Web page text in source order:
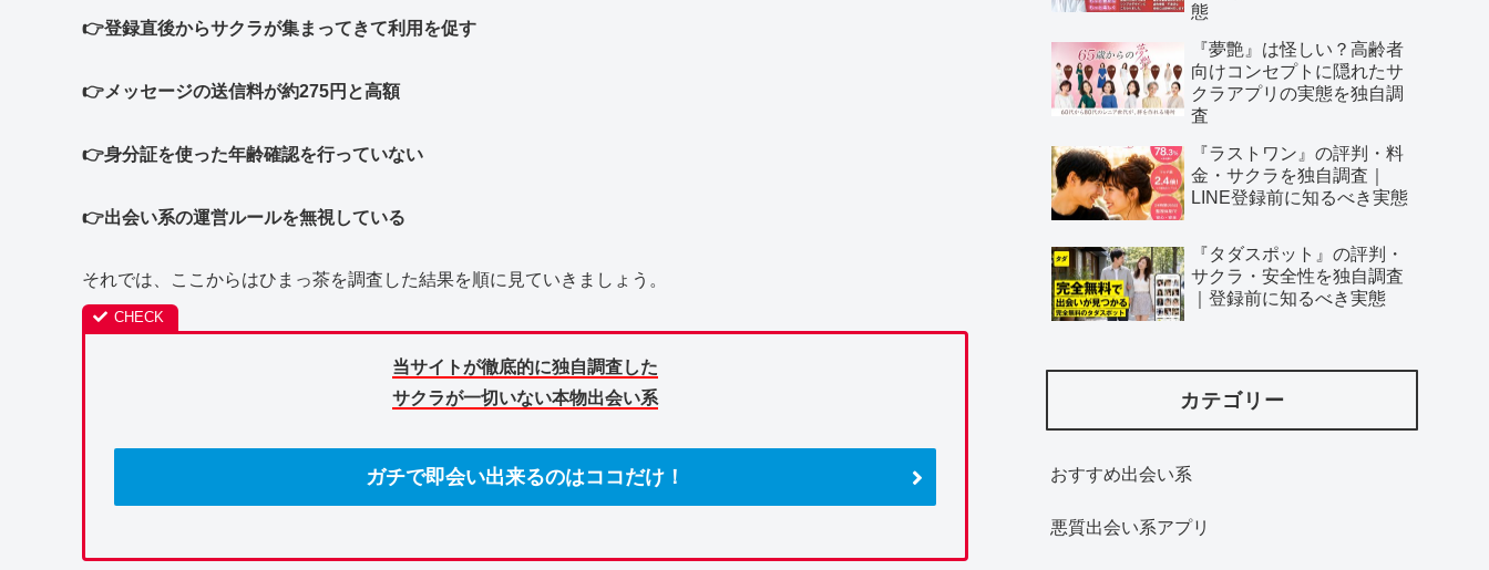
👉登録直後からサクラが集まってきて利用を促す
👉メッセージの送信料が約275円と高額
👉身分証を使った年齢確認を行っていない
👉出会い系の運営ルールを無視している
それでは、ここからはひまっ茶を調査した結果を順に見ていきましょう。
当サイトが徹底的に独自調査した
サクラが一切いない本物出会い系
ガチで即会い出来るのはココだけ！
態
『夢艶』は怪しい？高齢者
向けコンセプトに隠れたサ
クラアプリの実態を独自調
査
『ラストワン』の評判・料
金・サクラを独自調査｜
LINE登録前に知るべき実態
『タダスポット』の評判・
サクラ・安全性を独自調査
｜登録前に知るべき実態
カテゴリー
おすすめ出会い系
悪質出会い系アプリ